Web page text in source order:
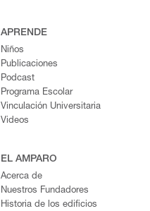
APRENDE
Niños
Publicaciones
Podcast
Programa Escolar
Vinculación Universitaria
Videos
EL AMPARO
Acerca de
Nuestros Fundadores
Historia de los edificios